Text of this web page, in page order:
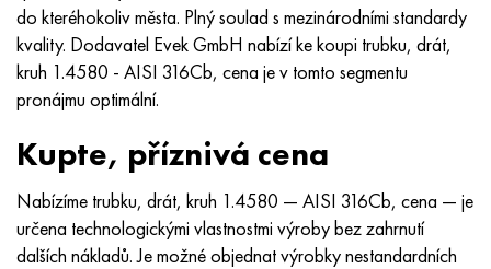
do kteréhokoliv města. Plný soulad s mezinárodními standardy
kvality. Dodavatel Evek GmbH nabízí ke koupi trubku, drát,
kruh 1.4580 - AISI 316Cb, cena je v tomto segmentu
pronájmu optimální.
Kupte, příznivá cena
Nabízíme trubku, drát, kruh 1.4580 — AISI 316Cb, cena — je
určena technologickými vlastnostmi výroby bez zahrnutí
dalších nákladů. Je možné objednat výrobky nestandardních
Nimonic 90
Nimonic 263
Haynes 188
Haynes 230
Přesná trubka
H70MFV
AM-350 – AM-5548
AM-355 – AM-5547
Řecký Ascoloy 418
Potrubí odolné proti korozi
45Х14Н14В2М
50X14MF
90X18MF
95 x 18
ac35g2, 36smnpb14, 1.0765
38x2n2ma, 34CrNiMo6, 40NiCrMo7
38 hodin, 37 hodin
38XA, 37Cr4, AISI 5135